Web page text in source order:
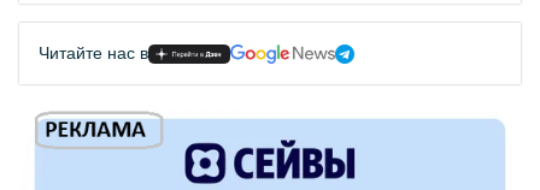
Читайте нас в